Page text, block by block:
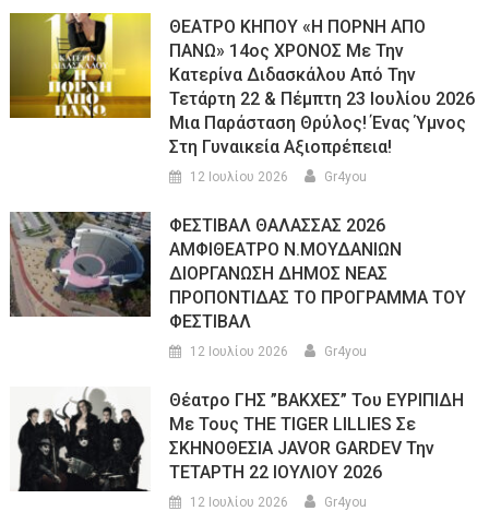
ΘΕΑΤΡΟ ΚΗΠΟΥ «Η ΠΟΡΝΗ ΑΠΟ
ΠΑΝΩ» 14ος ΧΡΟΝΟΣ Με Την
Κατερίνα Διδασκάλου Από Την
Τετάρτη 22 & Πέμπτη 23 Ιουλίου 2026
Μια Παράσταση Θρύλος! Ένας Ύμνος
Στη Γυναικεία Αξιοπρέπεια!
12 Ιουλίου 2026 Gr4you
ΦΕΣΤΙΒΑΛ ΘΑΛΑΣΣΑΣ 2026
ΑΜΦΙΘΕΑΤΡΟ Ν.ΜΟΥΔΑΝΙΩΝ
ΔΙΟΡΓΑΝΩΣΗ ΔΗΜΟΣ ΝΕΑΣ
ΠΡΟΠΟΝΤΙΔΑΣ ΤΟ ΠΡΟΓΡΑΜΜΑ ΤΟΥ
ΦΕΣΤΙΒΑΛ
12 Ιουλίου 2026 Gr4you
Θέατρο ΓΗΣ ”ΒΑΚΧΕΣ” Του ΕΥΡΙΠΙΔΗ
Με Τους THE TIGER LILLIES Σε
ΣΚΗΝΟΘΕΣΙΑ JAVOR GARDEV Την
ΤΕΤΑΡΤΗ 22 ΙΟΥΛΙΟΥ 2026
12 Ιουλίου 2026 Gr4you